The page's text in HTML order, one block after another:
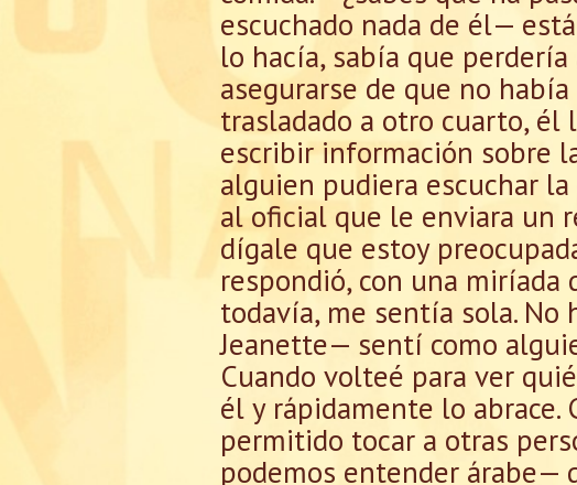
escuchado nada de él—
lo hacía, sabía que
asegurarse de que no
trasladado a otro cuarto, él
escribir información sobre
alguien pudiera escuchar
al oficial que le enviara un
dígale que estoy
respondió, con una miríada
todavía, me sentía sola. No
Jeanette— sentí como
Cuando volteé para ver
él y rápidamente lo abrace.
permitido tocar a otras
podemos entender árabe—